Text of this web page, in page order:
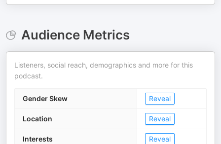
Audience Metrics
Listeners, social reach, demographics and more for this
podcast.
Gender Skew Reveal
Location Reveal
Interests Reveal